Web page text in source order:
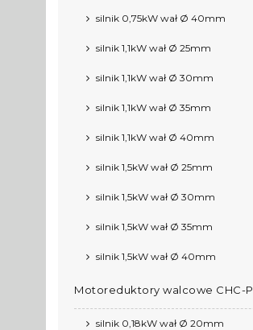
silnik 0,75kW wał Ø 40mm
silnik 1,1kW wał Ø 25mm
silnik 1,1kW wał Ø 30mm
silnik 1,1kW wał Ø 35mm
silnik 1,1kW wał Ø 40mm
silnik 1,5kW wał Ø 25mm
silnik 1,5kW wał Ø 30mm
silnik 1,5kW wał Ø 35mm
silnik 1,5kW wał Ø 40mm
Motoreduktory walcowe CHC-P
silnik 0,18kW wał Ø 20mm